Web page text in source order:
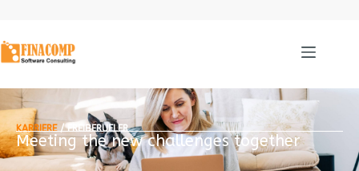
KARRIERE/ FREIBERUFLER
Meeting the new challenges together